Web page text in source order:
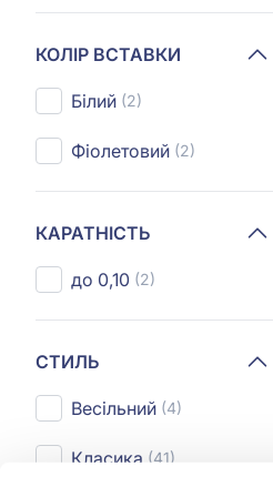
КОЛІР ВСТАВКИ
Білий (2)
Фіолетовий (2)
КАРАТНІСТЬ
до 0,10 (2)
СТИЛЬ
Весільний (4)
Класика (41)